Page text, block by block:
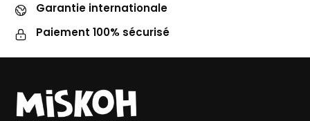
Garantie internationale
Paiement 100% sécurisé